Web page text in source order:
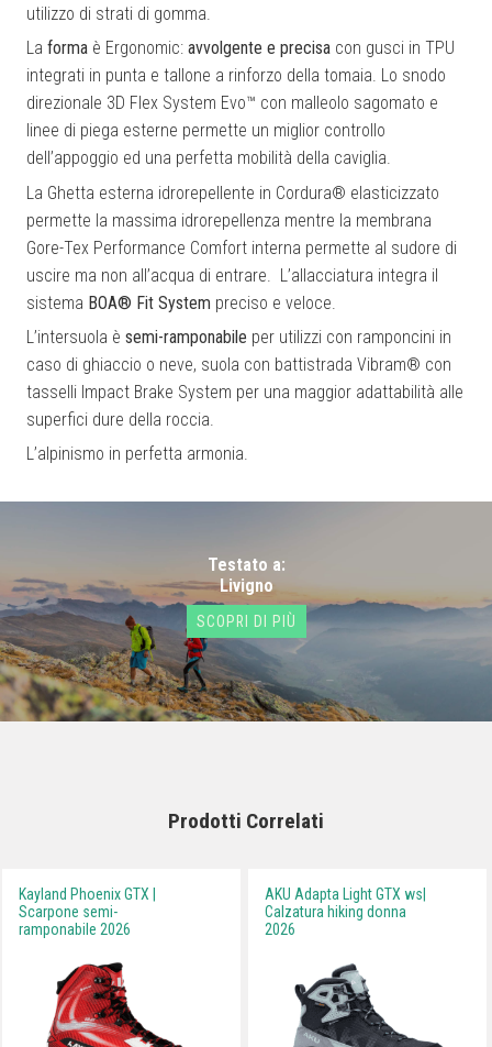
utilizzo di strati di gomma.
La forma è Ergonomic: avvolgente e precisa con gusci in TPU
integrati in punta e tallone a rinforzo della tomaia. Lo snodo
direzionale 3D Flex System Evo™ con malleolo sagomato e
linee di piega esterne permette un miglior controllo
dell’appoggio ed una perfetta mobilità della caviglia.
La Ghetta esterna idrorepellente in Cordura® elasticizzato
permette la massima idrorepellenza mentre la membrana
Gore-Tex Performance Comfort interna permette al sudore di
uscire ma non all’acqua di entrare.
L’allacciatura integra il
sistema BOA® Fit System preciso e veloce.
L’intersuola è semi-ramponabile per utilizzi con ramponcini in
caso di ghiaccio o neve, suola con battistrada Vibram® con
tasselli Impact Brake System per una maggior adattabilità alle
superfici dure della roccia.
L’alpinismo in perfetta armonia.
Testato a:
Livigno
SCOPRI DI PIÙ
Prodotti Correlati
Kayland Phoenix GTX |
Scarpone semi-
ramponabile 2026
AKU Adapta Light GTX ws|
Calzatura hiking donna
2026